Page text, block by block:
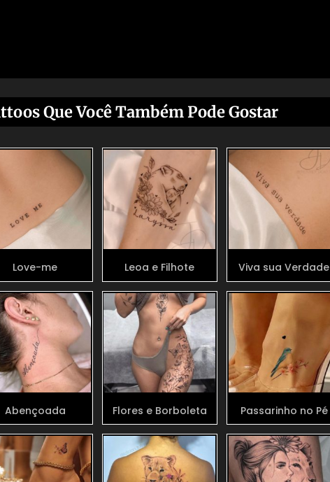
Que Você Também Pode Gostar
Love-me Leoa e Filhote Viva sua Verdade
Abençoada Flores e Borboleta Passarinho no Pé